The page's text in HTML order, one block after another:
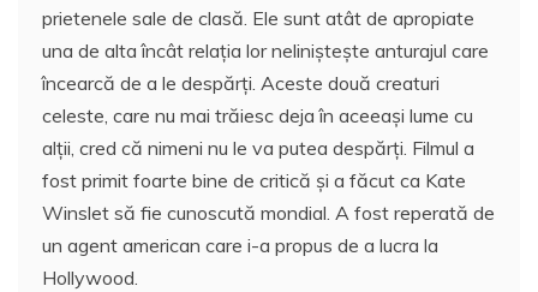
prietenele sale de clasă. Ele sunt atât de apropiate
una de alta încât relaţia lor nelinişteşte anturajul care
încearcă de a le despărţi. Aceste două creaturi
celeste, care nu mai trăiesc deja în aceeaşi lume cu
alţii, cred că nimeni nu le va putea despărţi. Filmul a
fost primit foarte bine de critică şi a făcut ca Kate
Winslet să fie cunoscută mondial. A fost reperată de
un agent american care i-a propus de a lucra la
Hollywood.